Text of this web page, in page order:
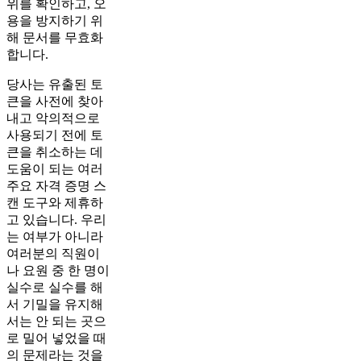
위를 확인하고, 오
용을 방지하기 위
해 문서를 무효화
합니다.
당사는 유출된 토
큰을 사전에 찾아
내고 악의적으로
사용되기 전에 토
큰을 취소하는 데
도움이 되는 여러
주요 자격 증명 스
캔 도구와 제휴하
고 있습니다. 우리
는 여부가 아니라
여러분의 직원이
나 요원 중 한 명이
실수로 실수를 해
서 기밀을 유지해
서는 안 되는 곳으
로 밀어 넣었을 때
의 문제라는 것을